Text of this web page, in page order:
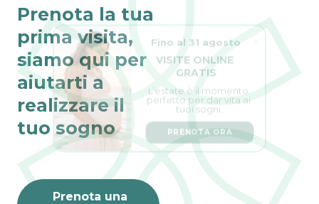
Prenota la tua
prima visita,
siamo qui per
aiutarti a
realizzare il
tuo sogno
Prenota una
VISITE ONLINE
GRATIS
perfetto per dar vita ai
tuoi sogni.
PRENOTA ORA